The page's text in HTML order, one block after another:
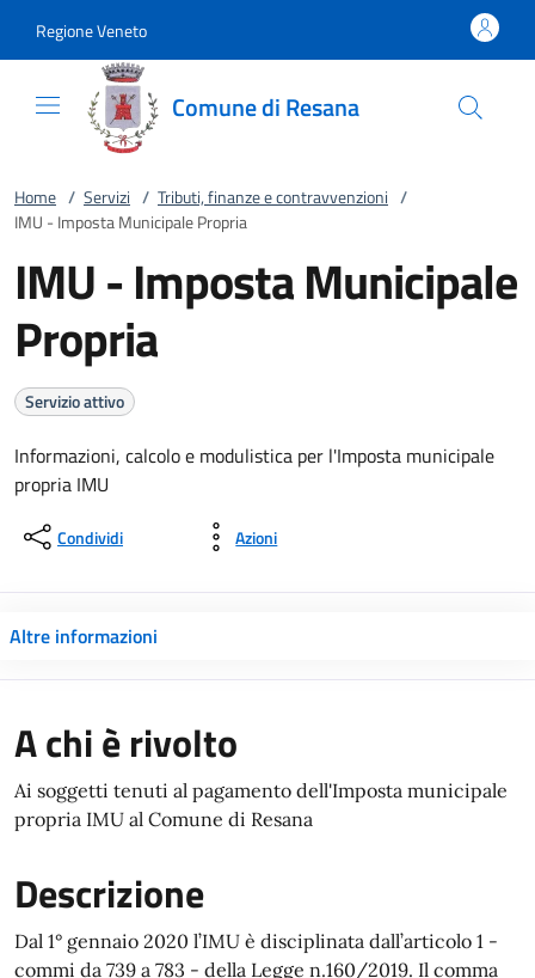
Regione Veneto
Comune di Resana
Home / Servizi / Tributi, finanze e contravvenzioni /
IMU - Imposta Municipale Propria
IMU - Imposta Municipale
Propria
Servizio attivo
Informazioni, calcolo e modulistica per l'Imposta municipale
propria IMU
Condividi Azioni
Altre informazioni
A chi è rivolto
Ai soggetti tenuti al pagamento dell'Imposta municipale
propria IMU al Comune di Resana
Descrizione
Dal 1° gennaio 2020 l’IMU è disciplinata dall’articolo 1 -
commi da 739 a 783 - della Legge n.160/2019. Il comma